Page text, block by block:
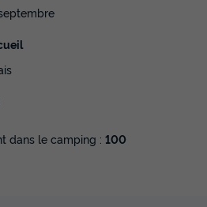
disponibilités
dans le camping : 100